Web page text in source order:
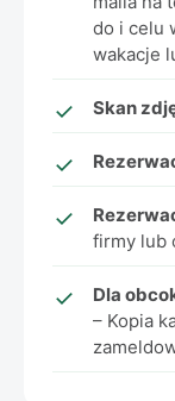
do i celu
wakacje
Skan
firmy lub
Dla
– Kopia